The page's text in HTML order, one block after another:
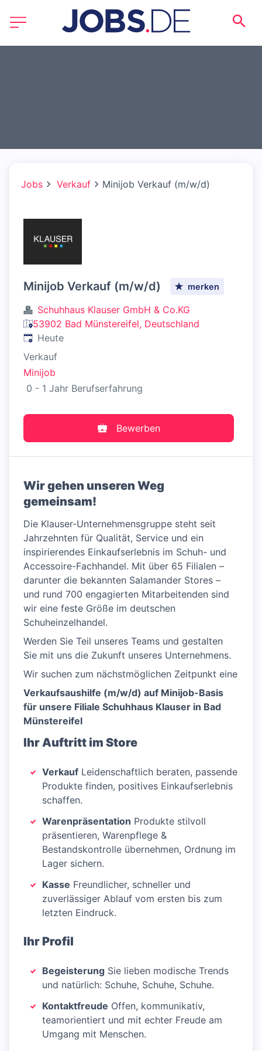
Jobs Verkauf Minijob Verkauf (m/w/d)
Minijob Verkauf (m/w/d) merken
Schuhhaus Klauser GmbH & Co.KG
53902 Bad Münstereifel, Deutschland
Veröffentlicht
Heute
Verkauf
Minijob
0 - 1 Jahr Berufserfahrung
Bewerben
Wir gehen unseren Weg
gemeinsam!
Die Klauser-Unternehmensgruppe steht seit
Jahrzehnten für Qualität, Service und ein
inspirierendes Einkaufserlebnis im Schuh- und
Accessoire-Fachhandel. Mit über 65 Filialen –
darunter die bekannten Salamander Stores –
und rund 700 engagierten Mitarbeitenden sind
wir eine feste Größe im deutschen
Schuheinzelhandel.
Werden Sie Teil unseres Teams und gestalten
Sie mit uns die Zukunft unseres Unternehmens.
Wir suchen zum nächstmöglichen Zeitpunkt eine
Verkaufsaushilfe (m/w/d) auf Minijob-Basis
für unsere Filiale Schuhhaus Klauser in Bad
Münstereifel
Ihr Auftritt im Store
Verkauf Leidenschaftlich beraten, passende
Produkte finden, positives Einkaufserlebnis
schaffen.
Warenpräsentation Produkte stilvoll
präsentieren, Warenpflege &
Bestandskontrolle übernehmen, Ordnung im
Lager sichern.
Kasse Freundlicher, schneller und
zuverlässiger Ablauf vom ersten bis zum
letzten Eindruck.
Ihr Profil
Begeisterung Sie lieben modische Trends
und natürlich: Schuhe, Schuhe, Schuhe.
Kontaktfreude Offen, kommunikativ,
teamorientiert und mit echter Freude am
Umgang mit Menschen.